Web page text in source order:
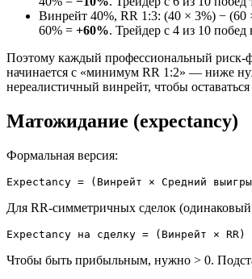
Винрейт 40%, RR 1:3: (40 × 3%) − (60
60% = +60%. Трейдер с 4 из 10 побед
Поэтому каждый профессиональный риск-
начинается с «минимум RR 1:2» — ниже
нереалистичный винрейт, чтобы
Матожидание (expectancy)
Формальная версия:
Для RR-симметричных сделок
Чтобы быть прибыльным, нужно > 0.